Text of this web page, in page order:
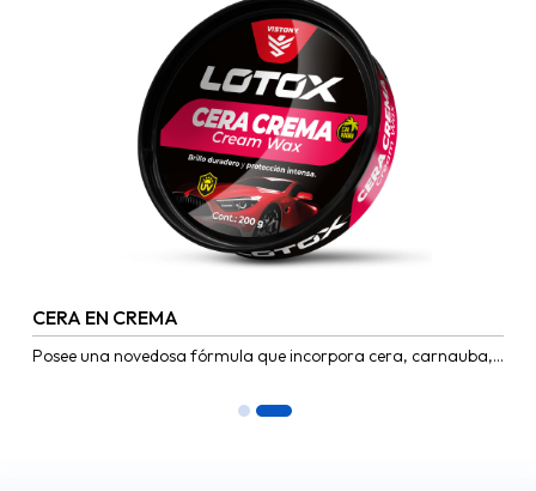
CERA EN CREMA
Posee una novedosa fórmula que incorpora cera, carnauba,